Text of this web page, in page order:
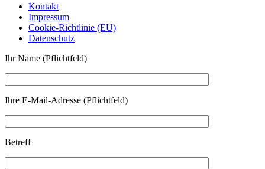
Kontakt
Impressum
Cookie-Richtlinie (EU)
Datenschutz
Ihr Name (Pflichtfeld)
Ihre E-Mail-Adresse (Pflichtfeld)
Betreff